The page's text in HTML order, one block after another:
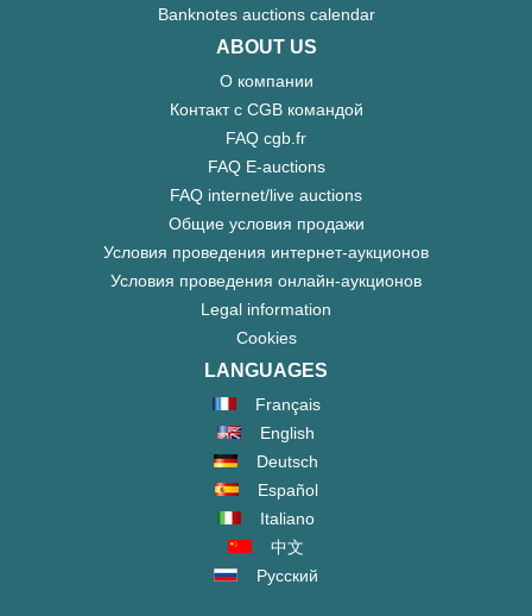
Banknotes auctions calendar
ABOUT US
О компании
Контакт с CGB командой
FAQ cgb.fr
FAQ E-auctions
FAQ internet/live auctions
Общие условия продажи
Условия проведения интернет-аукционов
Условия проведения онлайн-аукционов
Legal information
Cookies
LANGUAGES
Français
English
Deutsch
Español
Italiano
中文
Русский